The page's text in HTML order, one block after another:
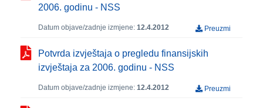
2006. godinu - NSS
Datum objave/zadnje izmjene: 12.4.2012 Preuzmi
Potvrda izvještaja o pregledu finansijskih
izvještaja za 2006. godinu - NSS
Datum objave/zadnje izmjene: 12.4.2012 Preuzmi